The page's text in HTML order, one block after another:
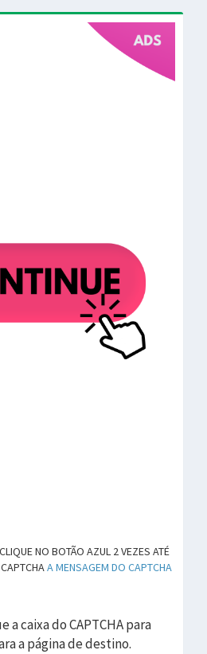
NO BOTÃO AZUL 2 VEZES ATÉ
A MENSAGEM DO CAPTCHA
a caixa do CAPTCHA para
a página de destino.